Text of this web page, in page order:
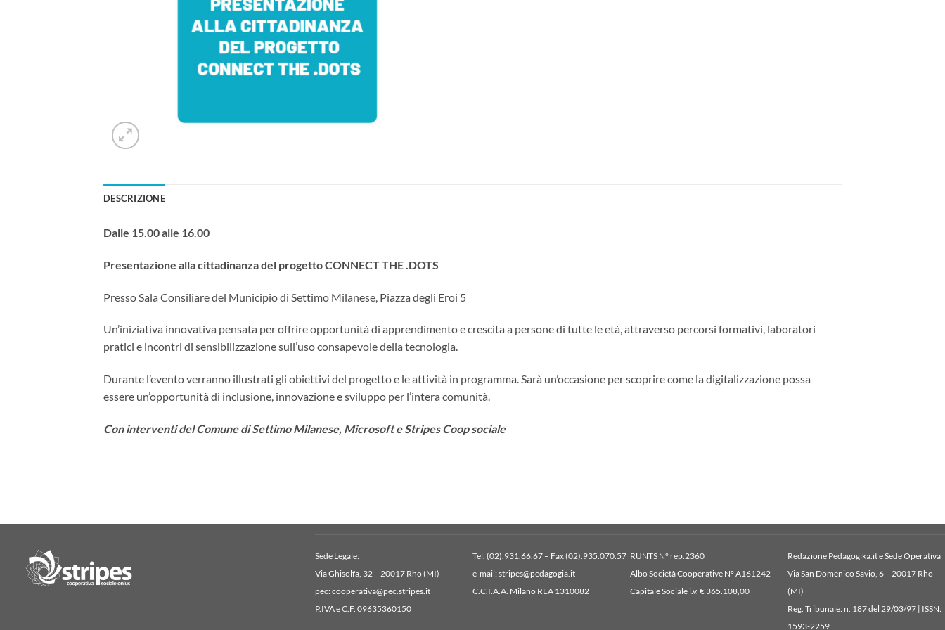
DESCRIZIONE
Dalle 15.00 alle 16.00
Presentazione alla cittadinanza del progetto CONNECT THE .DOTS
Presso Sala Consiliare del Municipio di Settimo Milanese, Piazza degli Eroi 5
Un’iniziativa innovativa pensata per offrire opportunità di apprendimento e crescita a persone di tutte le età, attraverso percorsi formativi, laboratori
pratici e incontri di sensibilizzazione sull’uso consapevole della tecnologia.
Durante l’evento verranno illustrati gli obiettivi del progetto e le attività in programma. Sarà un’occasione per scoprire come la digitalizzazione possa
essere un’opportunità di inclusione, innovazione e sviluppo per l’intera comunità.
Con interventi del Comune di Settimo Milanese, Microsoft e Stripes Coop sociale
Sede Legale:
Via Ghisolfa, 32 – 20017 Rho (MI)
pec: cooperativa@pec.stripes.it
P.IVA e C.F. 09635360150
Tel. (02).931.66.67 – Fax (02).935.070.57
e-mail: stripes@pedagogia.it
C.C.I.A.A. Milano REA 1310082
RUNTS N° rep.2360
Albo Società Cooperative N° A161242
Capitale Sociale i.v. € 365.108,00
Redazione Pedagogika.it e Sede Operativa
Via San Domenico Savio, 6 – 20017 Rho
(MI)
Reg. Tribunale: n. 187 del 29/03/97 | ISSN:
1593-2259